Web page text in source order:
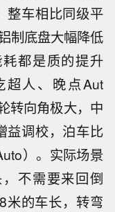
整车相比同级平
制底盘大幅降低
都是质的提升
超人、晚点Aut
转向角极大，中
益调校，泊车比
）。实际场景
不需要来回倒
的车长，转弯